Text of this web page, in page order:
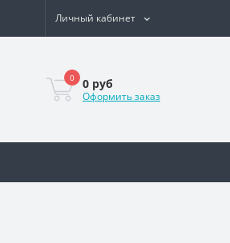
Личный кабинет
0 0 руб
Оформить заказ